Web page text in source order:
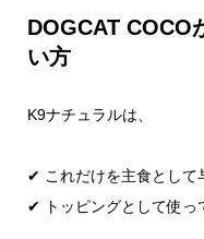
DOGCAT COCO
い方
K9ナチュラルは、
✔ これだけを主食として
✔ トッピングとして使っ